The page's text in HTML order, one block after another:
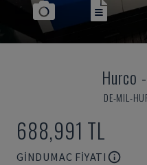
Hurco
DE-MIL-
688,991 TL
GINDUMAC FIYATI